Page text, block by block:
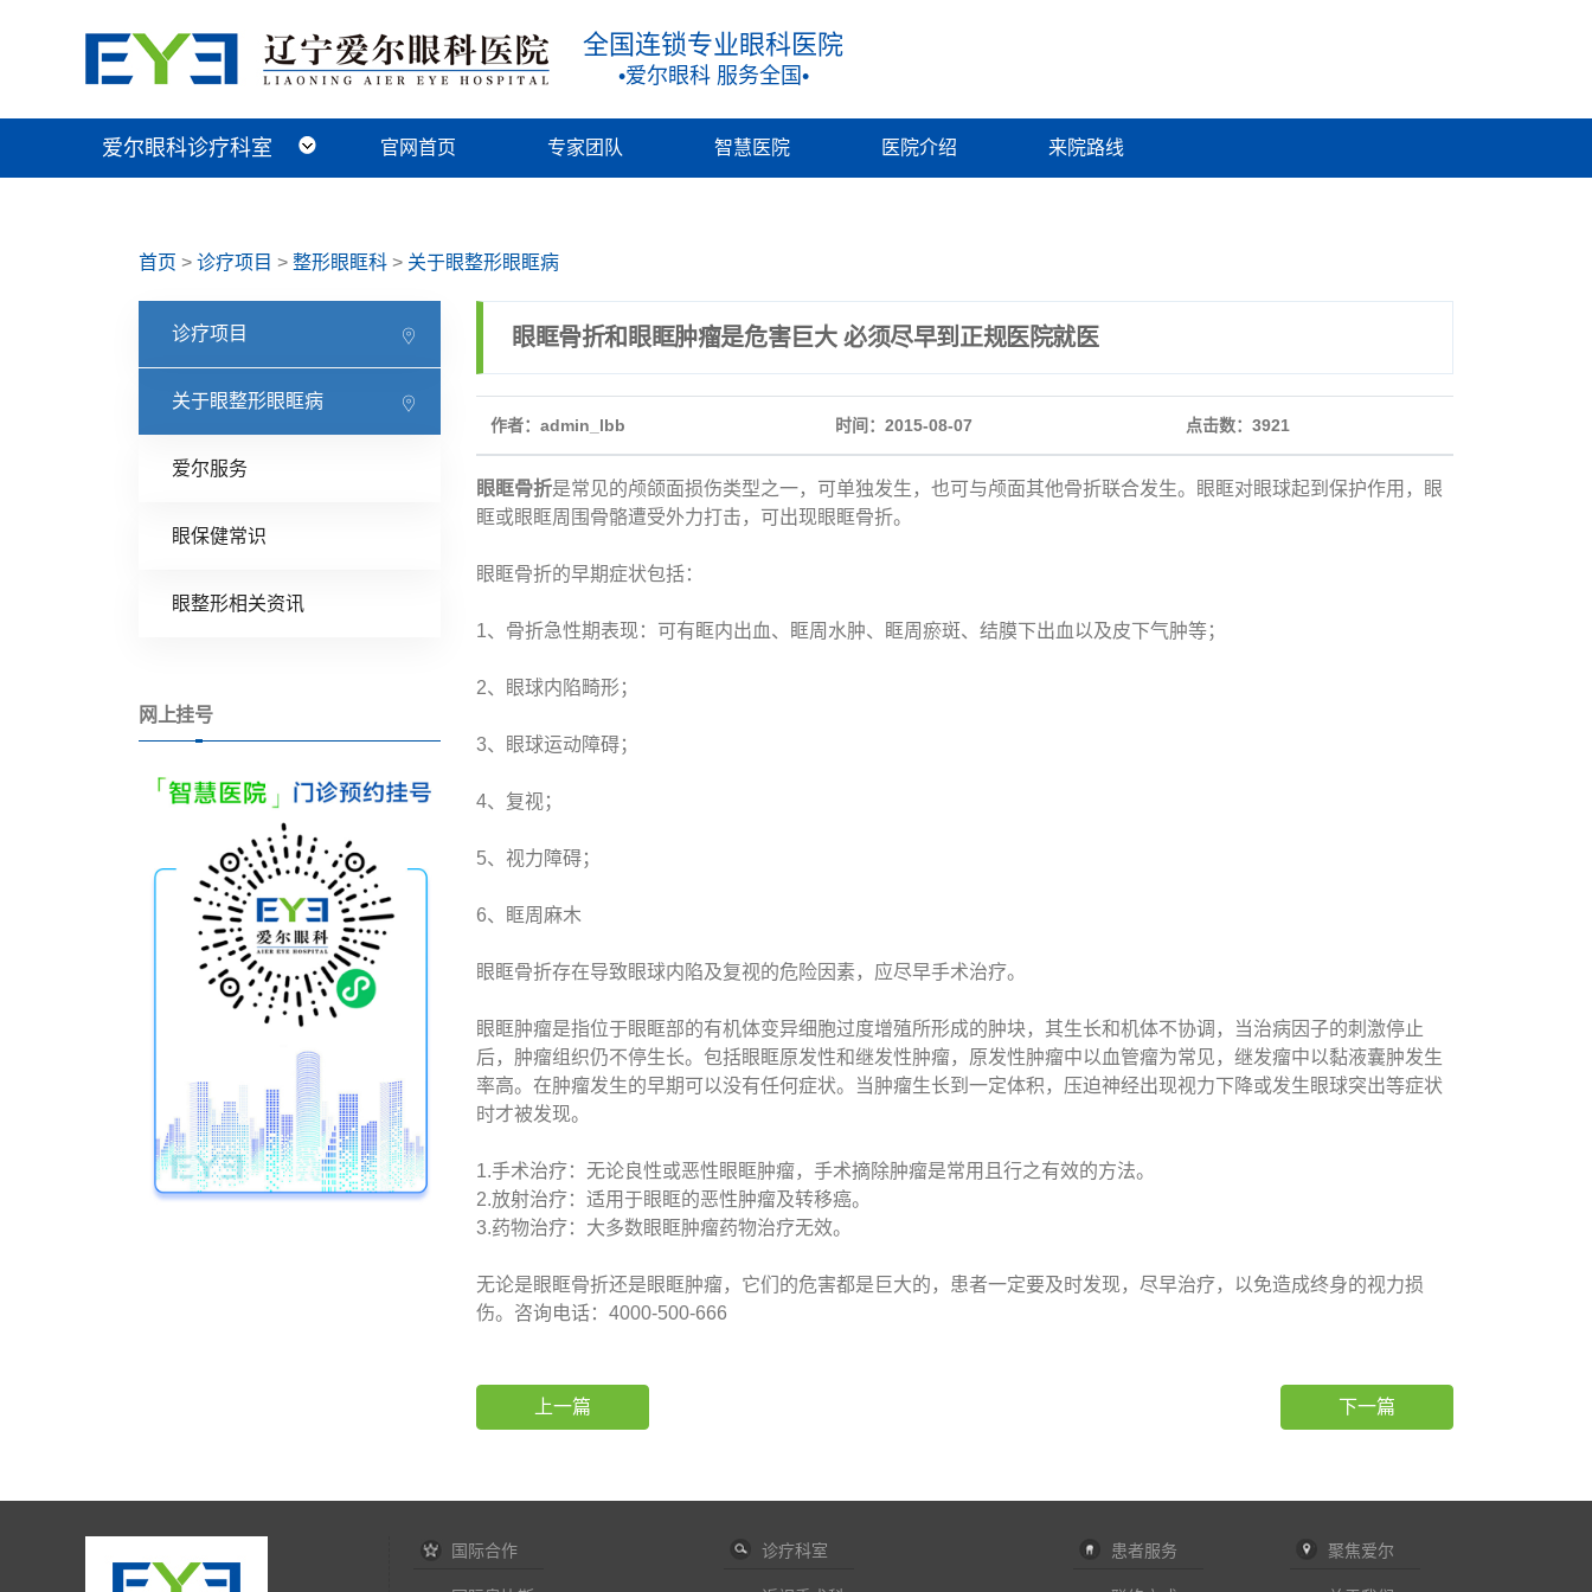
全国连锁专业眼科医院
•爱尔眼科 服务全国•
爱尔眼科诊疗科室
近视手术科
视光及小儿眼病科
白内障科
青光眼科
角膜眼表科
整形眼眶科
眼底病科
中医眼科 官网首页 专家团队 智慧医院 医院介绍 来院路线
首页 > 诊疗项目 > 整形眼眶科 > 关于眼整形眼眶病
诊疗项目
关于眼整形眼眶病
爱尔服务
眼保健常识
眼整形相关资讯
网上挂号
眼眶骨折和眼眶肿瘤是危害巨大 必须尽早到正规医院就医
作者：admin_lbb 时间：2015-08-07 点击数： 3921
眼眶骨折是常见的颅颌面损伤类型之一，可单独发生，也可与颅面其他骨折联合发生。眼眶对眼球起到保护作用，眼
眶或眼眶周围骨骼遭受外力打击，可出现眼眶骨折。
眼眶骨折的早期症状包括：
1、骨折急性期表现：可有眶内出血、眶周水肿、眶周瘀斑、结膜下出血以及皮下气肿等；
2、眼球内陷畸形；
3、眼球运动障碍；
4、复视；
5、视力障碍；
6、眶周麻木
眼眶骨折存在导致眼球内陷及复视的危险因素，应尽早手术治疗。
眼眶肿瘤是指位于眼眶部的有机体变异细胞过度增殖所形成的肿块，其生长和机体不协调，当治病因子的刺激停止
后，肿瘤组织仍不停生长。包括眼眶原发性和继发性肿瘤，原发性肿瘤中以血管瘤为常见，继发瘤中以黏液囊肿发生
率高。在肿瘤发生的早期可以没有任何症状。当肿瘤生长到一定体积，压迫神经出现视力下降或发生眼球突出等症状
时才被发现。
1.手术治疗：无论良性或恶性眼眶肿瘤，手术摘除肿瘤是常用且行之有效的方法。
2.放射治疗：适用于眼眶的恶性肿瘤及转移癌。
3.药物治疗：大多数眼眶肿瘤药物治疗无效。
无论是眼眶骨折还是眼眶肿瘤，它们的危害都是巨大的，患者一定要及时发现，尽早治疗，以免造成终身的视力损
伤。咨询电话：4000-500-666
上一篇 下一篇
国际合作 诊疗科室 患者服务 聚焦爱尔